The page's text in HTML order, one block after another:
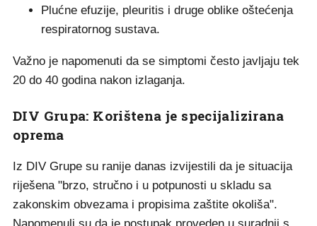
Plućne efuzije, pleuritis i druge oblike oštećenja
respiratornog sustava.
Važno je napomenuti da se simptomi često javljaju tek
20 do 40 godina nakon izlaganja.
DIV Grupa: Korištena je specijalizirana
oprema
Iz DIV Grupe su ranije danas izvijestili da je situacija
riješena "brzo, stručno i u potpunosti u skladu sa
zakonskim obvezama i propisima zaštite okoliša".